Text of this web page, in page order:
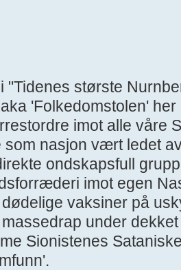
"Tidenes største
'Folkedomstolen'
imot alle våre
som nasjon vært ledet
ondskapsfull
imot egen
vaksiner på
under
Sionistenes